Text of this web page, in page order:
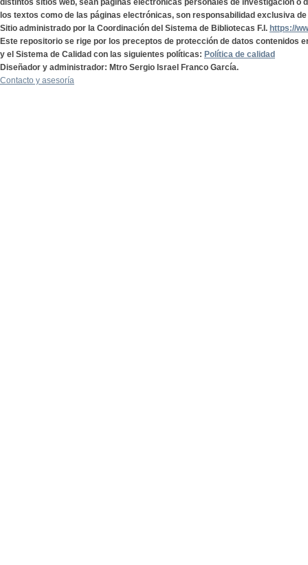
distintos sitios web, sean páginas electrónicas personales de investigación o
los textos como de las páginas electrónicas, son responsabilidad exclusiva
Sitio administrado por la Coordinación del Sistema de Bibliotecas F.I. https://
Este repositorio se rige por los preceptos de protección de datos contenidos
y el Sistema de Calidad con las siguientes políticas: Política de calidad
Diseñador y administrador: Mtro Sergio Israel Franco García.
Contacto y asesoría